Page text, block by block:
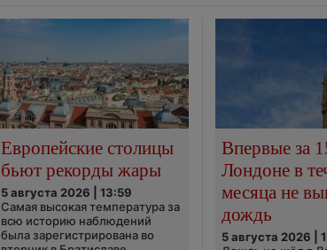
Европейские столицы
бьют рекорды жары
5 августа 2026 | 13:59
Самая высокая температура за
всю историю наблюдений
была зарегистрирована во
Впервые за
Лондоне в
месяца не
дождь
5 августа 2026 |